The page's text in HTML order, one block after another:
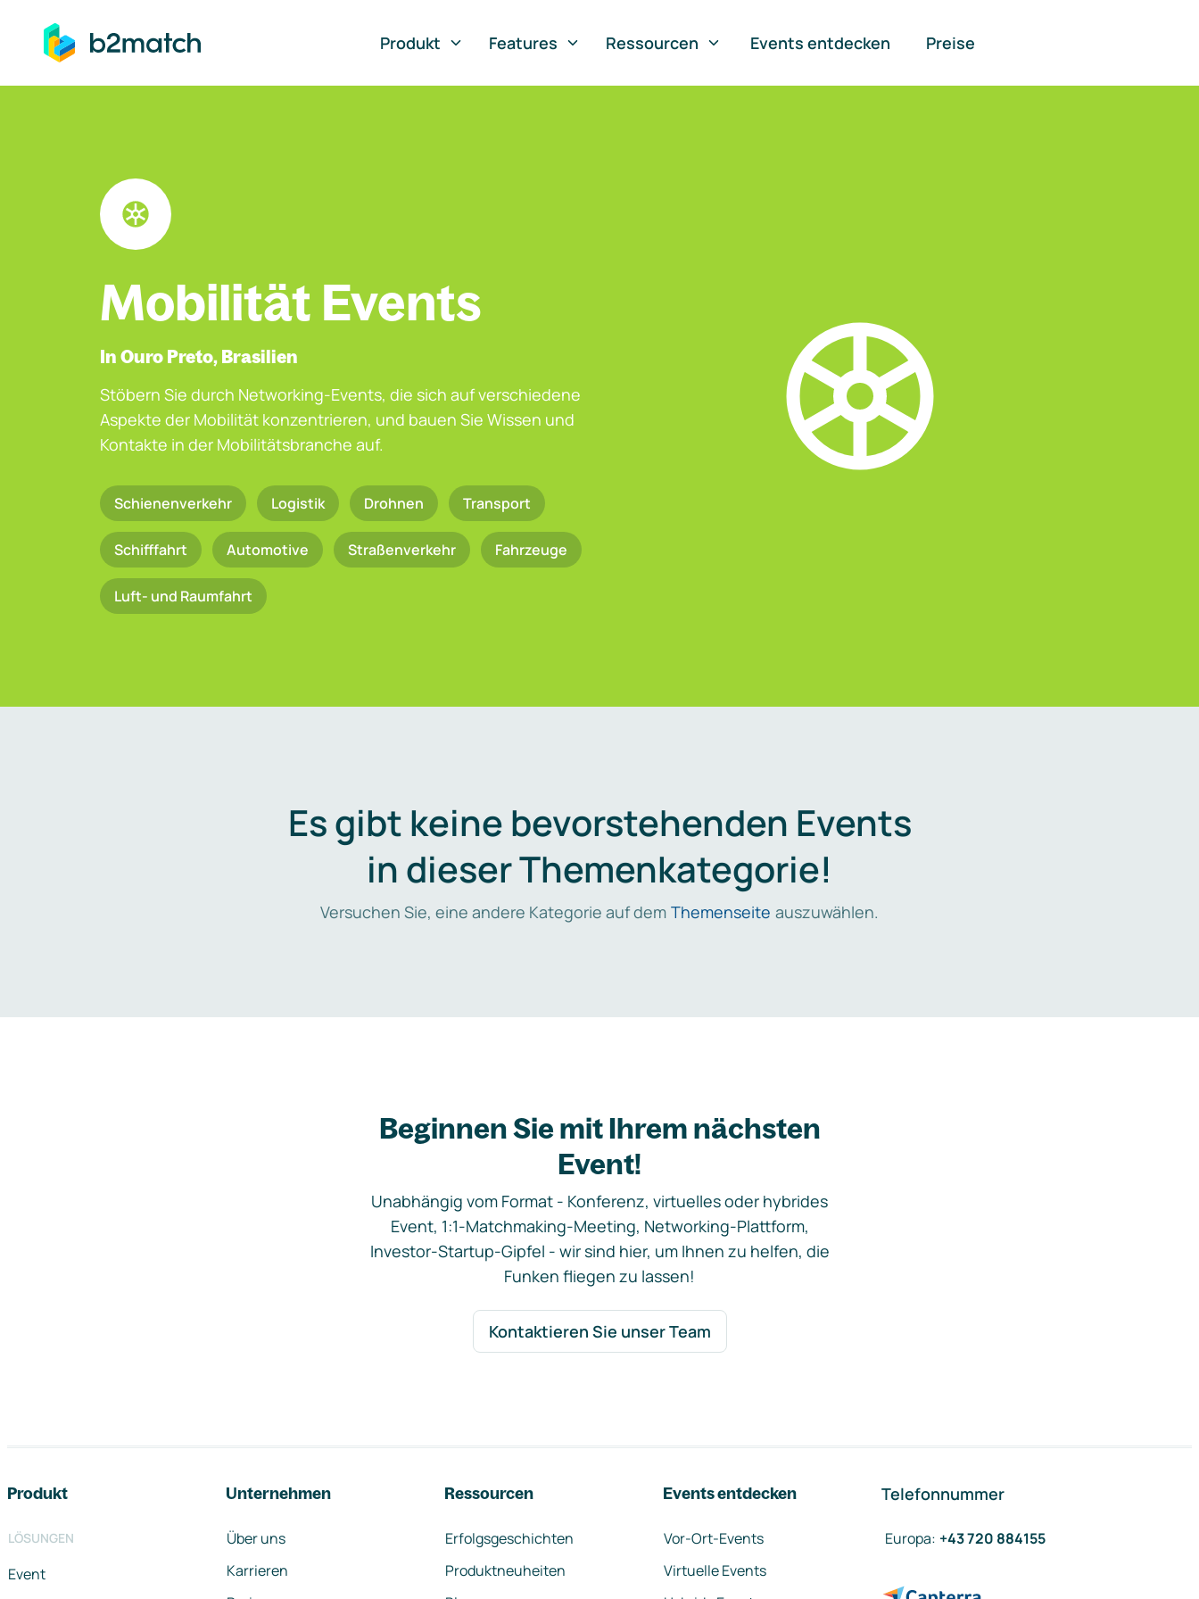
springen
Produkt
Features Ressourcen Events entdecken Preise
Mobilität Events
In Ouro Preto, Brasilien
Stöbern Sie durch Networking-Events, die sich auf verschiedene
Aspekte der Mobilität konzentrieren, und bauen Sie Wissen und
Kontakte in der Mobilitätsbranche auf.
Schienenverkehr Logistik Drohnen Transport
Schifffahrt Automotive Straßenverkehr Fahrzeuge
Luft- und Raumfahrt
Es gibt keine bevorstehenden Events
in dieser Themenkategorie!
Versuchen Sie, eine andere Kategorie auf dem Themenseite auszuwählen.
Beginnen Sie mit Ihrem nächsten
Event!
Unabhängig vom Format - Konferenz, virtuelles oder hybrides
Event, 1:1-Matchmaking-Meeting, Networking-Plattform,
Investor-Startup-Gipfel - wir sind hier, um Ihnen zu helfen, die
Funken fliegen zu lassen!
Kontaktieren Sie unser Team
Produkt
LÖSUNGEN
Event
Unternehmen
Über uns
Karrieren
Ressourcen
Erfolgsgeschichten
Produktneuheiten
Events entdecken
Vor-Ort-Events
Virtuelle Events
Telefonnummer
Europa: +43 720 884155